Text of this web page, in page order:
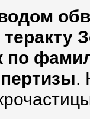
по
.